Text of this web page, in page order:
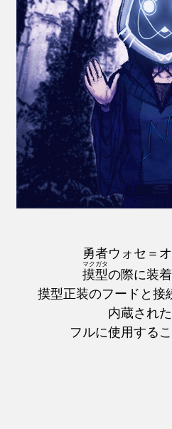
勇者ウォセ＝
摸型
マクガタ
の際に装
摸型正装のフードと接
内蔵され
フルに使用する